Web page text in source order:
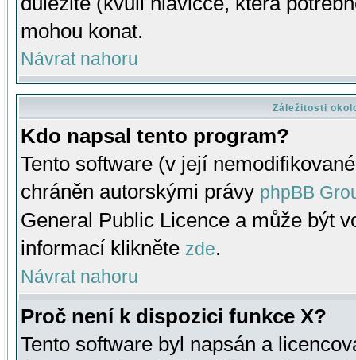
mohou konat.
Návrat nahoru
Záležitosti
Kdo napsal tento program?
Tento software (v její
chráněn autorskými právy phpBB
General Public Licence a může být
informací klikněte zde.
Návrat nahoru
Proč není k dispozici funkce X?
Tento software byl napsán a